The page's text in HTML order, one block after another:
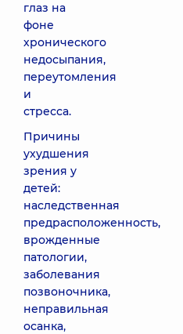
глаз на
фоне
хронического
недосыпания,
переутомления
и
стресса.
Причины
ухудшения
зрения у
детей:
наследственная
предрасположенность,
врожденные
патологии,
заболевания
позвоночника,
неправильная
осанка,